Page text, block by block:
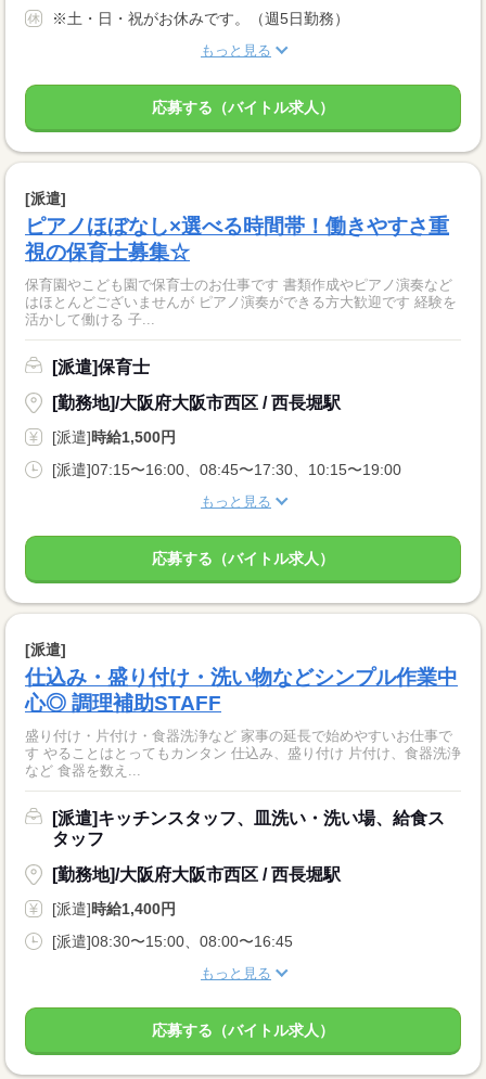
※土・日・祝がお休みです。（週5日勤務）
もっと見る
応募する（バイトル求人）
[派遣]
ピアノほぼなし×選べる時間帯！働きやすさ重
視の保育士募集☆
保育園やこども園で保育士のお仕事です 書類作成やピアノ演奏など
はほとんどございませんが ピアノ演奏ができる方大歓迎です 経験を
活かして働ける 子...
[派遣]保育士
[勤務地]/大阪府大阪市西区 / 西長堀駅
[派遣]時給1,500円
[派遣]07:15〜16:00、08:45〜17:30、10:15〜19:00
もっと見る
応募する（バイトル求人）
[派遣]
仕込み・盛り付け・洗い物などシンプル作業中
心◎ 調理補助STAFF
盛り付け・片付け・食器洗浄など 家事の延長で始めやすいお仕事で
す やることはとってもカンタン 仕込み、盛り付け 片付け、食器洗浄
など 食器を数え...
[派遣]キッチンスタッフ、皿洗い・洗い場、給食ス
タッフ
[勤務地]/大阪府大阪市西区 / 西長堀駅
[派遣]時給1,400円
[派遣]08:30〜15:00、08:00〜16:45
もっと見る
応募する（バイトル求人）